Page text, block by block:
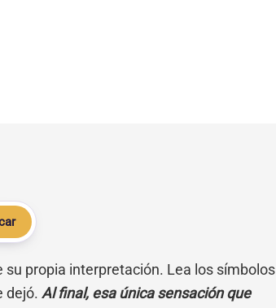
su propia interpretación. Lea los símbolos
dejó. Al final, esa única sensación que